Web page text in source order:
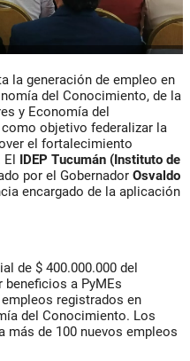
la generación de empleo en
del Conocimiento, de la
y Economía del
como objetivo federalizar la
el fortalecimiento
El IDEP Tucumán (Instituto de
por el Gobernador Osvaldo
encargado de la aplicación
de $ 400.000.000 del
beneficios a PyMEs
registrados en
del Conocimiento. Los
más de 100 nuevos empleos